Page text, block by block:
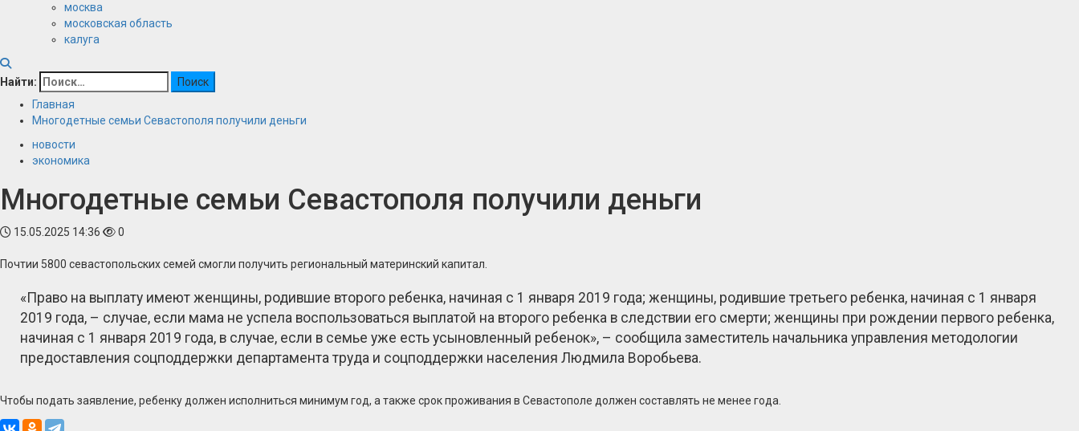
москва
московская область
калуга
Найти:
Главная
Многодетные семьи Севастополя получили деньги
новости
экономика
Многодетные семьи Севастополя получили деньги
15.05.2025 14:36 0
Почтии 5800 севастопольских семей смогли получить региональный материнский капитал.
«Право на выплату имеют женщины, родившие второго ребенка, начиная с 1 января 2019 года; женщины, родившие третьего ребенка, начиная с 1 января
2019 года, – случае, если мама не успела воспользоваться выплатой на второго ребенка в следствии его смерти; женщины при рождении первого ребенка,
начиная с 1 января 2019 года, в случае, если в семье уже есть усыновленный ребенок», – сообщила заместитель начальника управления методологии
предоставления соцподдержки департамента труда и соцподдержки населения Людмила Воробьева.
Чтобы подать заявление, ребенку должен исполниться минимум год, а также срок проживания в Севастополе должен составлять не менее года.